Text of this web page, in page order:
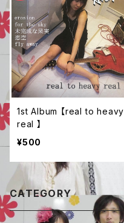
1st Album 【real to heavy
real 】
¥500
CATEGORY